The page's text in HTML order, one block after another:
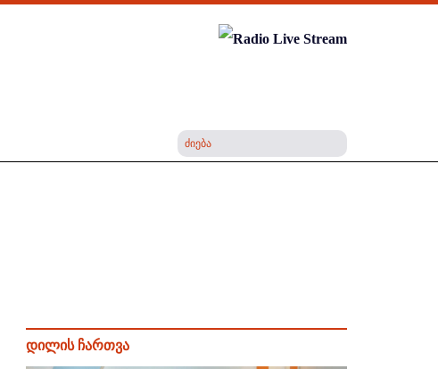
დილის ჩართვა